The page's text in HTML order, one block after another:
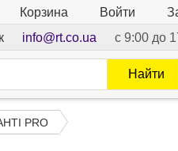
Корзина Войти
info@rt.co.ua с 9:00 до
Найти
PRO